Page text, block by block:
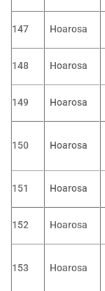
147 Hoarosa
148 Hoarosa
149 Hoarosa
150 Hoarosa
151 Hoarosa
152 Hoarosa
153 Hoarosa